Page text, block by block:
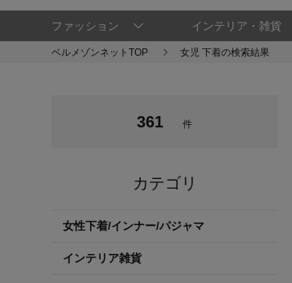
ファッション インテリア・雑貨
ベルメゾンネットTOP 女児 下着の検索結果
361 件
カテゴリ
女性下着/インナー/パジャマ
インテリア雑貨